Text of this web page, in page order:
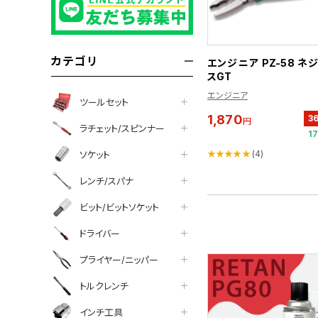
カテゴリ
ツールセット
ラチェット/スピンナー
ソケット
レンチ/スパナ
ビット/ビットソケット
ドライバー
プライヤー/ニッパー
トルクレンチ
インチ工具
エンジニア PZ-58 ネ
スGT
エンジニア
1,870円
★★★★★ (4)